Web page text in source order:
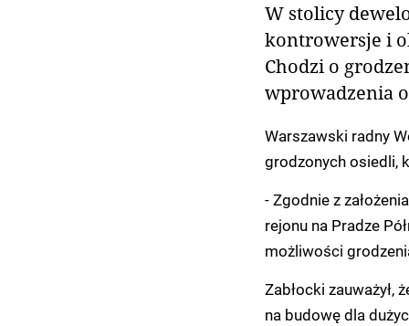
W stolicy
kontrowersje i
Chodzi o
wprowadzenia
Warszawski radny
grodzonych osiedli,
- Zgodnie z
rejonu na Pradze
możliwości
Zabłocki zauważył,
na budowę dla